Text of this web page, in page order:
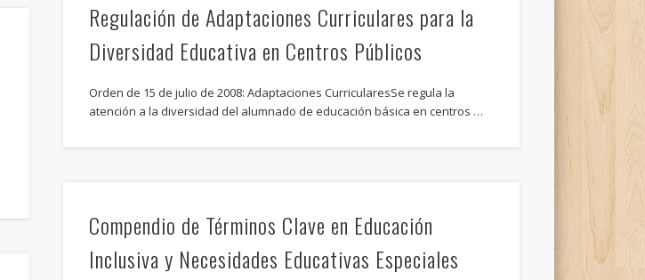
Regulación de Adaptaciones Curriculares para la
Diversidad Educativa en Centros Públicos
Orden de 15 de julio de 2008: Adaptaciones CurricularesSe regula la
atención a la diversidad del alumnado de educación básica en centros …
Compendio de Términos Clave en Educación
Inclusiva y Necesidades Educativas Especiales